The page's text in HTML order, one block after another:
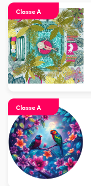
Classe A
Classe A